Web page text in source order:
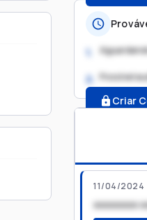
1.
2. Possível
Criar
11/04/2024
xxxxxxxx